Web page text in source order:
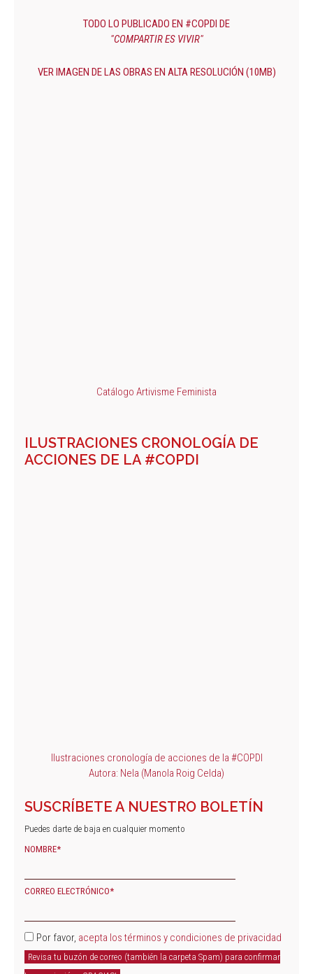
TODO LO PUBLICADO EN #COPDI DE
"COMPARTIR ES VIVIR"
VER IMAGEN DE LAS OBRAS EN ALTA RESOLUCIÓN (10MB)
Catálogo Artivisme Feminista
ILUSTRACIONES CRONOLOGÍA DE
ACCIONES DE LA #COPDI
Ilustraciones cronología de acciones de la #COPDI
Autora: Nela (Manola Roig Celda)
SUSCRÍBETE A NUESTRO BOLETÍN
Puedes darte de baja en cualquier momento
NOMBRE*
CORREO ELECTRÓNICO*
Por favor, acepta los términos y condiciones de privacidad
Revisa tu buzón de correo (también la carpeta Spam) para confirmar